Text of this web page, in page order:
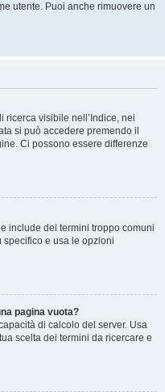
utente. Puoi anche rimuovere un
visibile nell’Indice, nei
si può accedere premendo il
Ci possono essere differenze
include dei termini troppo comuni
e usa le opzioni
pagina vuota?
di calcolo del server. Usa
scelta dei termini da ricercare e